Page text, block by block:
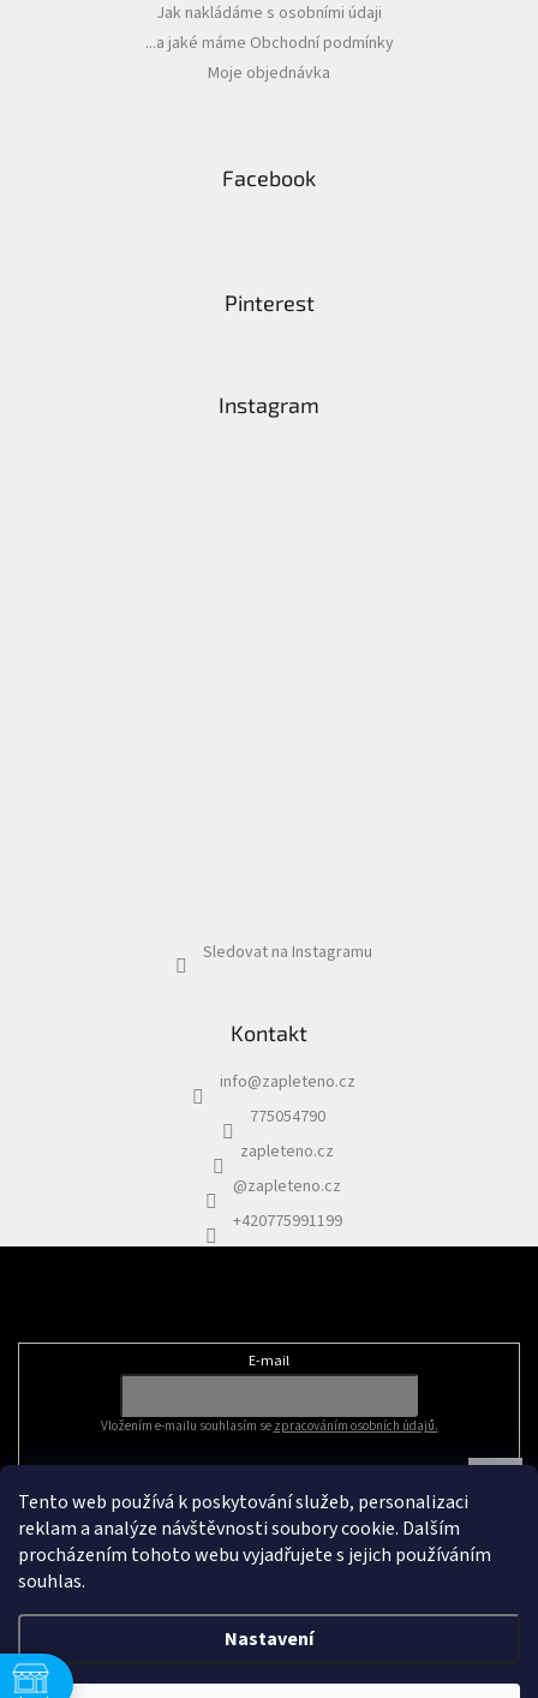
Tento web používá k poskytování služeb, personalizaci
reklam a analýze návštěvnosti soubory cookie. Dalším
procházením tohoto webu vyjadřujete s jejich používáním
souhlas.
Nastavení
Jak nakládáme s osobními údaji
...a jaké máme Obchodní podmínky
Moje objednávka
Facebook
Pinterest
Instagram
Sledovat na Instagramu
Kontakt
info@zapleteno.cz
775054790
zapleteno.cz
@zapleteno.cz
+420775991199
E-mail
Vložením e-mailu souhlasím se zpracováním osobních údajů.